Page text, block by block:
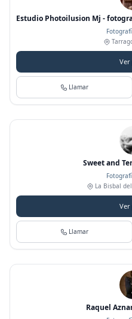
Estudio Photoilusion Mj -
Llamar
Sweet and
La Bisbal
Llamar
Raquel